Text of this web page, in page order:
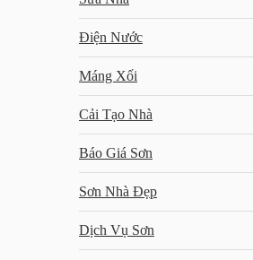
Điện Nước
Máng Xối
Cải Tạo Nhà
Báo Giá Sơn
Sơn Nhà Đẹp
Dịch Vụ Sơn